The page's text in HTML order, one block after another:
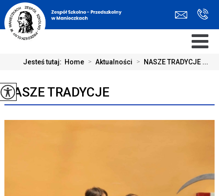
Jesteś tutaj: Home > Aktualności > NASZE TRADYCJE ...
NASZE TRADYCJE